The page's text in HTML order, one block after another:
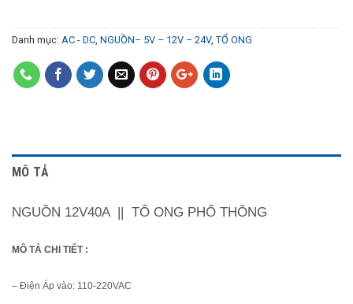
Danh mục: AC - DC NGUỒN– 5V – 12V – 24V, TỔ ONG
MÔ TẢ
NGUỒN 12V40A || TỔ ONG PHỔ THÔNG
MÔ TẢ CHI TIẾT :
– Điện Áp vào: 110-220VAC